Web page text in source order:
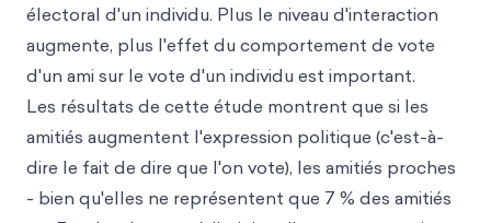
électoral d'un individu. Plus le niveau d'interaction
augmente, plus l'effet du comportement de vote
d'un ami sur le vote d'un individu est important.
Les résultats de cette étude montrent que si les
amitiés augmentent l'expression politique (c'est-à-
dire le fait de dire que l'on vote), les amitiés proches
- bien qu'elles ne représentent que 7 % des amitiés